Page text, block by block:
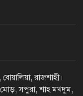
গণউল্লাসে বদলে যায়
রাজশাহী।
মোড়, সপুরা, শাহ মখদুম,